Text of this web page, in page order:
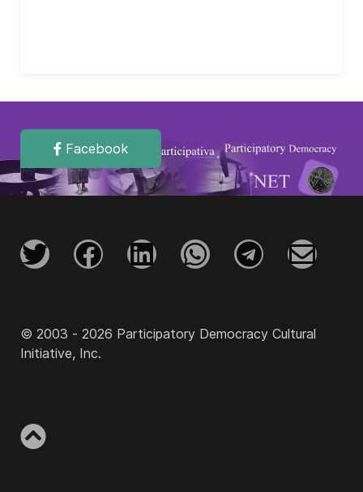
Facebook
© 2003 - 2026 Participatory Democracy Cultural
Initiative, Inc.